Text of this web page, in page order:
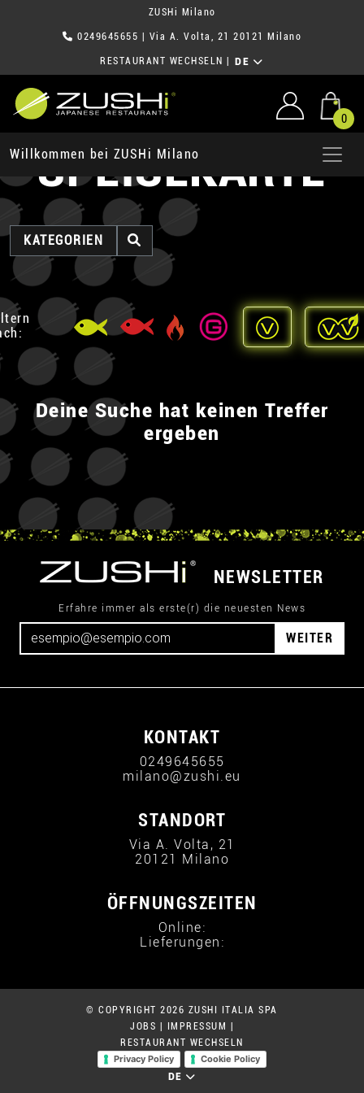
ZUSHi Milano
0249645655 | Via A. Volta, 21 20121 Milano
RESTAURANT WECHSELN DE
0
Willkommen bei ZUSHi Milano
SPEISEKARTE
KATEGORIEN
Deine Suche hat keinen Treffer
ergeben
NEWSLETTER
Erfahre immer als erste(r) die neuesten News
WEITER
KONTAKT
0249645655
milano@zushi.eu
STANDORT
Via A. Volta, 21
20121 Milano
ÖFFNUNGSZEITEN
Online:
Lieferungen:
© COPYRIGHT 2026 ZUSHI ITALIA SPA
JOBS
IMPRESSUM
RESTAURANT WECHSELN
Privacy Policy
Cookie Policy
DE